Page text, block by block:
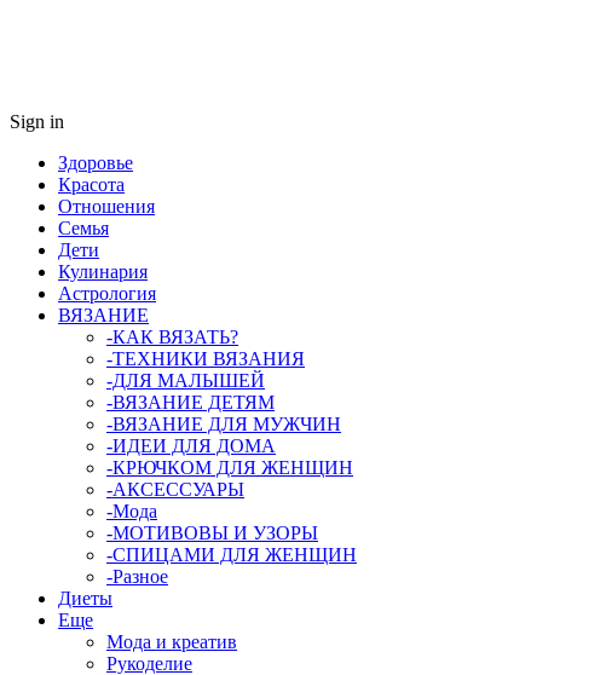
Sign in
Здоровье
Красота
Отношения
Семья
Дети
Кулинария
Астрология
ВЯЗАНИЕ
-КАК ВЯЗАТЬ?
-ТЕХНИКИ ВЯЗАНИЯ
-ДЛЯ МАЛЫШЕЙ
-ВЯЗАНИЕ ДЕТЯМ
-ВЯЗАНИЕ ДЛЯ МУЖЧИН
-ИДЕИ ДЛЯ ДОМА
-КРЮЧКОМ ДЛЯ ЖЕНЩИН
-AКСЕССУАРЫ
-Мода
-МОТИВОВЫ И УЗОРЫ
-СПИЦАМИ ДЛЯ ЖЕНЩИН
-Разное
Диеты
Еще
Мода и креатив
Рукоделие